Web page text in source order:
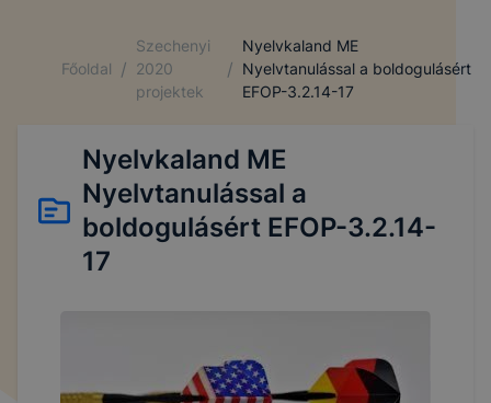
Főoldal /
Szechenyi
2020
projektek
/
Nyelvkaland ME
Nyelvtanulással a boldogulásért
EFOP-3.2.14-17
Nyelvkaland ME
Nyelvtanulással a
boldogulásért EFOP-3.2.14-
17